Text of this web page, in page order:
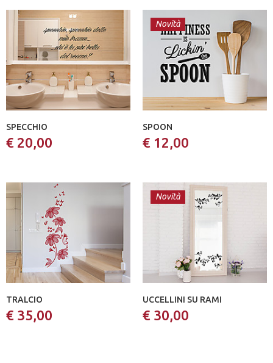
SPECCHIO
€ 20,00
Novità
SPOON
€ 12,00
TRALCIO
€ 35,00
Novità
UCCELLINI SU RAMI
€ 30,00